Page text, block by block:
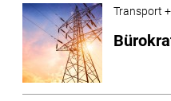
Transport